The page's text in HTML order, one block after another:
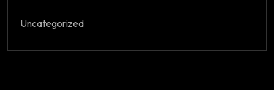
Uncategorized